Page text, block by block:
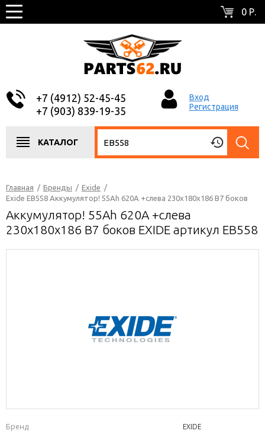
0 Р.
+7 (4912) 52-45-45
+7 (903) 839-19-35
Вход
Регистрация
КАТАЛОГ
Главная / Бренды / Exide /
Exide EB558 Аккумулятор! 55Ah 620A +слева 230x180x186 B7 боков
Аккумулятор! 55Ah 620A +слева
230x180x186 B7 боков EXIDE артикул EB558
Бренд
EXIDE